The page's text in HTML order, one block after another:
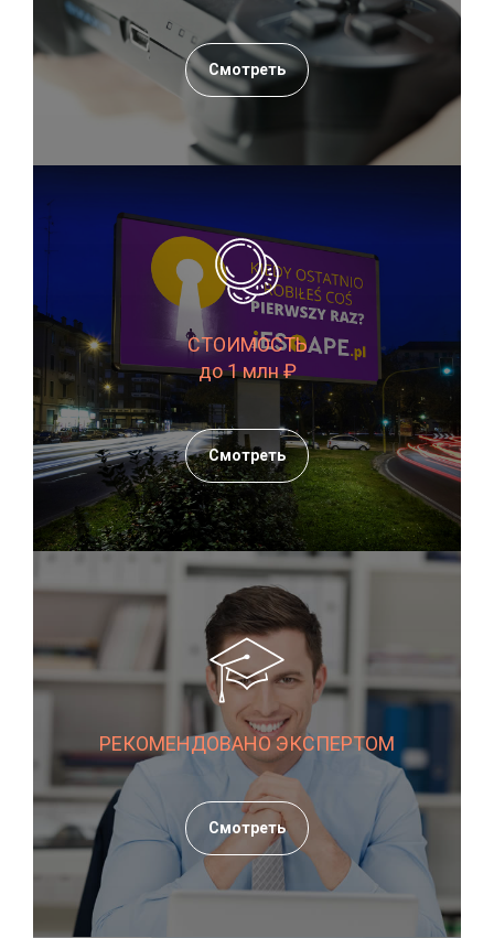
Смотреть
СТОИМОСТЬ
до 1 млн ₽
Смотреть
РЕКОМЕНДОВАНО ЭКСПЕРТОМ
Смотреть